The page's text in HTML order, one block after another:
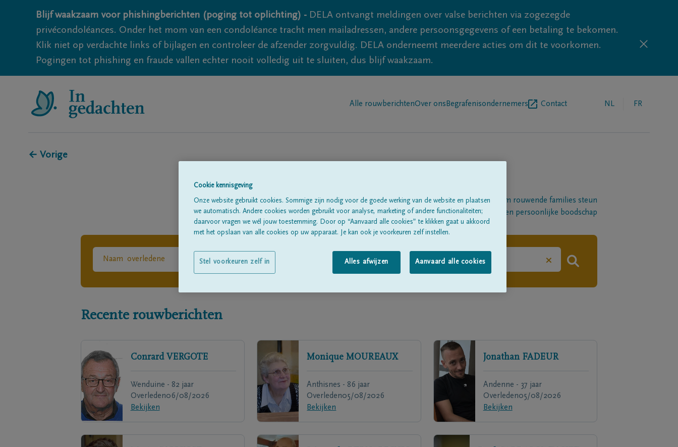
Blijf waakzaam voor phishingberichten (poging tot oplichting) - DELA ontvangt meldingen over valse berichten via zogezegde
privécondoléances. Onder het mom van een condoléance tracht men mailadressen, andere persoonsgegevens of een betaling te bekomen.
Klik niet op verdachte links of bijlagen en controleer de afzender zorgvuldig. DELA onderneemt meerdere acties om dit te voorkomen.
Pogingen tot phishing en fraude vallen echter nooit volledig uit te sluiten, dus blijf waakzaam.
Alle rouwberichtenOver ons Begrafenisondernemers Contact NL FR
← Vorige
Een platform om rouwende families steun
te betuigen met een persoonlijke boodschap
×
Recente rouwberichten
Conrard VERGOTE
Wenduine - 82 jaar
Overleden06/08/2026
Bekijken
Monique MOUREAUX
Anthisnes - 86 jaar
Overleden05/08/2026
Bekijken
Jonathan FADEUR
Andenne - 37 jaar
Overleden05/08/2026
Bekijken
Cookie kennisgeving
Onze website gebruikt cookies. Sommige zijn nodig voor de goede werking van de website en plaatsen
we automatisch. Andere cookies worden gebruikt voor analyse, marketing of andere functionaliteiten;
daarvoor vragen we wél jouw toestemming. Door op “Aanvaard alle cookies” te klikken gaat u akkoord
met het opslaan van alle cookies op uw apparaat. Je kan ook je voorkeuren zelf instellen.
Alles afwijzen Aanvaard alle cookies
Stel voorkeuren zelf in